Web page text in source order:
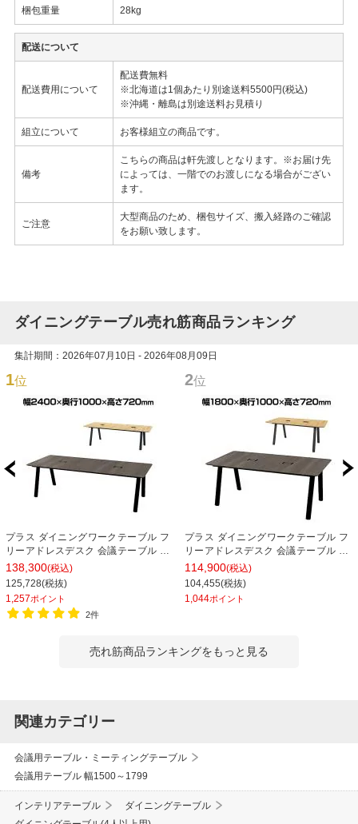
梱包重量 28kg
配送について
配送費用について
配送費無料
※北海道は1個あたり別途送料5500円(税込)
※沖縄・離島は別途送料お見積り
組立について お客様組立の商品です。
備考
こちらの商品は軒先渡しとなります。※お届け先
によっては、一階でのお渡しになる場合がござい
ます。
ご注意
大型商品のため、梱包サイズ、搬入経路のご確認
をお願い致します。
ダイニングテーブル売れ筋商品ランキング
集計期間：2026年07月10日 - 2026年08月09日
1位
プラス ダイニングワークテーブル フ
リーアドレスデスク 会議テーブル ミ
ーティングテーブル 配線収納付き 幅
2400×奥行1000×高さ720mm
138,300(税込)
125,728(税抜)
1,257ポイント
2件
2位
プラス ダイニングワークテーブル フ
リーアドレスデスク 会議テーブル ミ
ーティングテーブル 配線収納付き 幅
1800×奥行1000×高さ720mm
114,900(税込)
104,455(税抜)
1,044ポイント
売れ筋商品ランキングをもっと見る
関連カテゴリー
会議用テーブル・ミーティングテーブル
会議用テーブル 幅1500～1799
インテリアテーブル
ダイニングテーブル